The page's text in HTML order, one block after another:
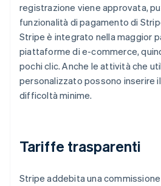
registrazione viene approvata,
funzionalità di pagamento di
Stripe è integrato nella maggior
piattaforme di e-commerce,
pochi clic. Anche le attività che
personalizzato possono inserire
difficoltà minime.
Tariffe trasparenti
Stripe addebita una